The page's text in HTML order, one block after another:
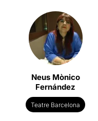
Neus Mònico
Fernández
Teatre Barcelona